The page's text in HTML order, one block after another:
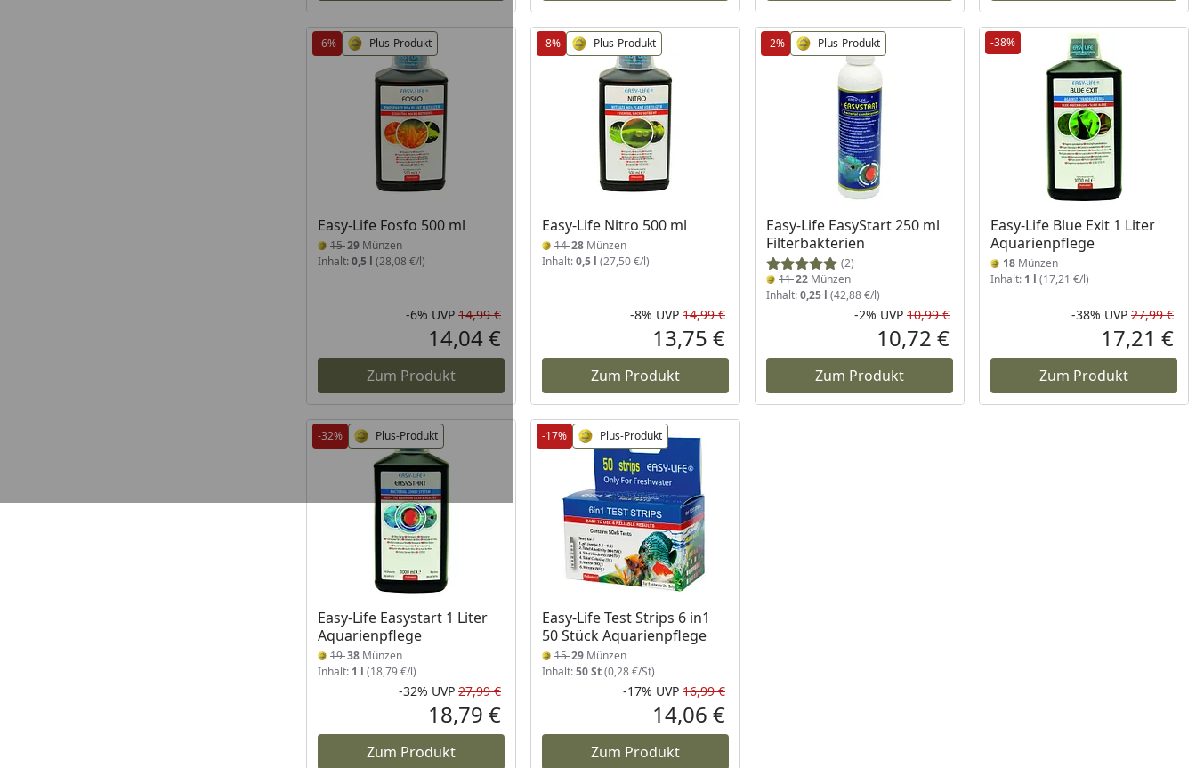
-6% Plus-Produkt
Easy-Life Fosfo 500 ml
1529 Münzen
Inhalt: 0,5 l (28,08 €/l)
Rabatt in Prozent
-6%
Ursprünglicher Preis
UVP 14,99 €
Aktueller Preis
14,04 €
Zum Produkt
-8% Plus-Produkt
Easy-Life Nitro 500 ml
1428 Münzen
Inhalt:0,5 l (27,50 €/l)
Rabatt in Prozent
-8%
Ursprünglicher Preis
UVP 14,99 €
Aktueller Preis
13,75 €
Zum Produkt
-2% Plus-Produkt
Easy-Life EasyStart 250 ml
Filterbakterien
(2)
1122 Münzen
Inhalt:0,25 l (42,88 €/l)
Rabatt in Prozent
-2%
Ursprünglicher Preis
UVP 10,99 €
Aktueller Preis
10,72 €
Zum Produkt
-38%
Easy-Life Blue Exit 1 Liter
Aquarienpflege
18 Münzen
Inhalt: 1 l (17,21 €/l)
-38% UVP 27,99 €
17,21 €
Zum Produkt
-32% Plus-Produkt
Easy-Life Easystart 1 Liter
Aquarienpflege
1938 Münzen
Inhalt: 1 l (18,79 €/l)
Rabatt in Prozent
-32%
Ursprünglicher Preis
UVP 27,99 €
Aktueller Preis
18,79 €
Zum Produkt
-17% Plus-Produkt
Easy-Life Test Strips 6 in1
50 Stück Aquarienpflege
1529 Münzen
Inhalt:50 St(0,28 €/St)
Rabatt in Prozent
-17%
Ursprünglicher Preis
UVP 16,99 €
Aktueller Preis
14,06 €
Zum Produkt